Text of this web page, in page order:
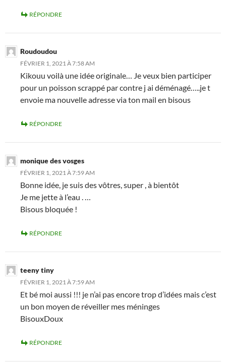
RÉPONDRE
Roudoudou
FÉVRIER 1, 2021 À 7:58 AM
Kikouu voilà une idée originale… Je veux bien participer
pour un poisson scrappé par contre j ai déménagé…..je t
envoie ma nouvelle adresse via ton mail en bisous
RÉPONDRE
monique des vosges
FÉVRIER 1, 2021 À 7:59 AM
Bonne idée, je suis des vôtres, super , à bientôt
Je me jette à l’eau . …
Bisous bloquée !
RÉPONDRE
teeny tiny
FÉVRIER 1, 2021 À 7:59 AM
Et bé moi aussi !!! je n’ai pas encore trop d’idées mais c’est
un bon moyen de réveiller mes méninges
BisouxDoux
RÉPONDRE